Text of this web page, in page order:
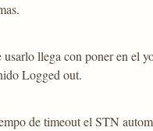
usarlo llega con poner en el
Logged out.
de timeout el STN